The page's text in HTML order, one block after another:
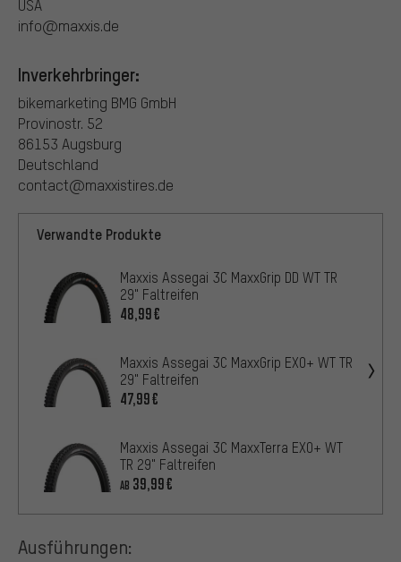
USA
info@maxxis.de
Inverkehrbringer:
bikemarketing BMG GmbH
Provinostr. 52
86153 Augsburg
Deutschland
contact@maxxistires.de
Verwandte Produkte
Maxxis Assegai 3C MaxxGrip DD WT TR
29" Faltreifen
48,99€
Maxxis Assegai 3C MaxxGrip EXO+ WT TR
29" Faltreifen
47,99€
Maxxis Assegai 3C MaxxTerra EXO+ WT
TR 29" Faltreifen
AB 39,99€
Ausführungen: